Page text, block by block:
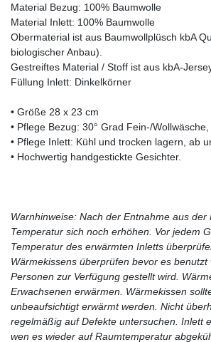
Material Bezug: 100% Baumwolle
Material Inlett: 100% Baumwolle
Obermaterial ist aus Baumwollplüsch kbA
biologischer Anbau).
Gestreiftes Material / Stoff ist aus kbA-
Füllung Inlett: Dinkelkörner
• Größe 28 x 23 cm
• Pflege Bezug: 30° Grad Fein-/
• Pflege Inlett: Kühl und trocken lagern, ab
• Hochwertig handgestickte Gesichter.
Warnhinweise: Nach der Entnahme aus der
Temperatur sich noch erhöhen. Vor jedem
Temperatur des erwärmten Inletts
Wärmekissens überprüfen bevor es
Personen zur Verfügung gestellt wird.
Erwachsenen erwärmen. Wärmekissen
unbeaufsichtigt erwärmt werden. Nicht
regelmäßig auf Defekte untersuchen. Inlett
wen es wieder auf Raumtemperatur